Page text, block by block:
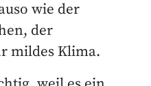
wie der
der
mildes Klima.